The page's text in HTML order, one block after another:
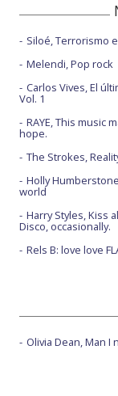
Siloé, Terrorismo
Melendi, Pop rock
Carlos Vives, El
Vol. 1
RAYE, This music
hope.
The Strokes,
Holly
world
Harry Styles, Kiss
Disco, occasionally.
Rels B: love love
Olivia Dean, Man I